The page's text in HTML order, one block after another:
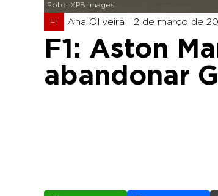
Foto: XPB Images
F1 Ana Oliveira | 2 de março de
F1: Aston
abandonar